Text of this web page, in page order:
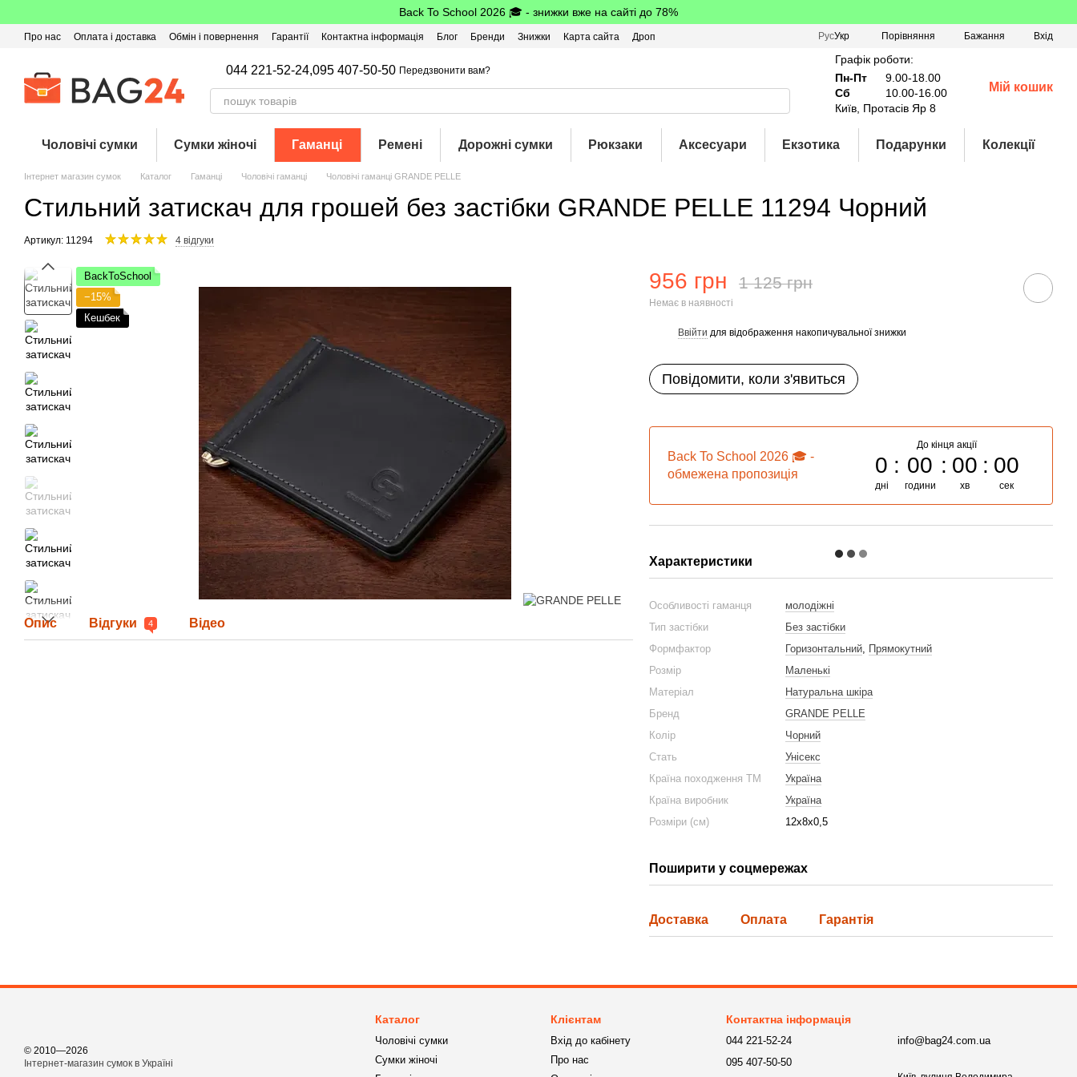
Back To School 2026 🎓 - знижки вже на сайті до 78%
Про нас Оплата і доставка Обмін і повернення Гарантії Контактна інформація Блог Бренди Знижки Карта сайта
Дроп
РусУкр Порівняння Бажання Вхід
044 221-52-24,095 407-50-50 Передзвонити вам?
Графік роботи:
Пн-Пт
9.00-18.00
Сб
10.00-16.00
Київ, Протасів Яр 8
Мій кошик
Чоловічі сумки Сумки жіночі Гаманці Ремені Дорожні сумки Рюкзаки Аксесуари Екзотика Подарунки Колекції
Інтернет магазин сумок Каталог Гаманці Чоловічі гаманці Чоловічі гаманці GRANDE PELLE
Стильний затискач для грошей без застібки GRANDE PELLE 11294 Чорний
Артикул: 11294 4 відгуки
BackToSchool
−15%
Кешбек
Опис Відгуки 4 Відео
956 грн 1 125 грн
Немає в наявності
Ввійти для відображення накопичувальної знижки
Повідомити, коли з'явиться
Back To School 2026 🎓 -
обмежена пропозиція
До кінця акції
0
дні
00
години
00
хв
00
сек
Характеристики
Особливості гаманця
молодіжні
Тип застібки
Без застібки
Формфактор
Горизонтальний, Прямокутний
Розмір
Маленькі
Матеріал
Натуральна шкіра
Бренд
GRANDE PELLE
Колір
Чорний
Стать
Унісекс
Країна походження ТМ
Україна
Країна виробник
Україна
Розміри (см)
12х8х0,5
Поширити у соцмережах
Доставка Оплата Гарантія
© 2010—2026
Інтернет-магазин сумок в Україні
Каталог
Чоловічі сумки
Сумки жіночі
Клієнтам
Вхід до кабінету
Про нас
Контактна інформація
044 221-52-24
095 407-50-50
info@bag24.com.ua